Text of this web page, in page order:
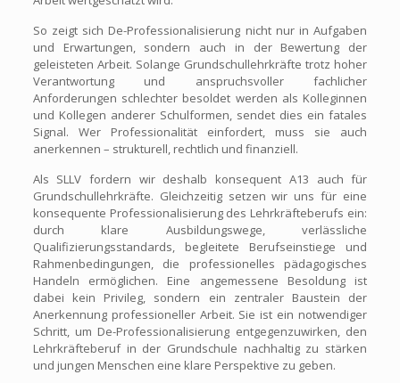
So zeigt sich De-Professionalisierung nicht nur in Aufgaben
und Erwartungen, sondern auch in der Bewertung der
geleisteten Arbeit. Solange Grundschullehrkräfte trotz hoher
Verantwortung und anspruchsvoller fachlicher
Anforderungen schlechter besoldet werden als Kolleginnen
und Kollegen anderer Schulformen, sendet dies ein fatales
Signal. Wer Professionalität einfordert, muss sie auch
anerkennen – strukturell, rechtlich und finanziell.
Als SLLV fordern wir deshalb konsequent A13 auch für
Grundschullehrkräfte. Gleichzeitig setzen wir uns für eine
konsequente Professionalisierung des Lehrkräfteberufs ein:
durch klare Ausbildungswege, verlässliche
Qualifizierungsstandards, begleitete Berufseinstiege und
Rahmenbedingungen, die professionelles pädagogisches
Handeln ermöglichen. Eine angemessene Besoldung ist
dabei kein Privileg, sondern ein zentraler Baustein der
Anerkennung professioneller Arbeit. Sie ist ein notwendiger
Schritt, um De-Professionalisierung entgegenzuwirken, den
Lehrkräfteberuf in der Grundschule nachhaltig zu stärken
und jungen Menschen eine klare Perspektive zu geben.